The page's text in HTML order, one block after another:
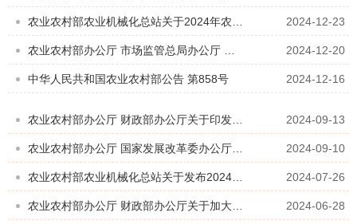
2024-12-23
2024-12-20
中华人民共和国农业农村部公告 第858号 2024-12-16
2024-09-13
2024-09-10
2024-07-26
2024-06-28